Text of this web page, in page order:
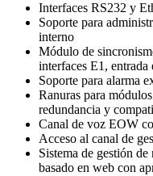
Interfaces RS232 y
Soporte para
interno
Módulo de
interfaces E1,
Soporte para alarma
Ranuras para
redundancia y
Canal de voz EOW
Acceso al canal de
Sistema de gestión
basado en web con